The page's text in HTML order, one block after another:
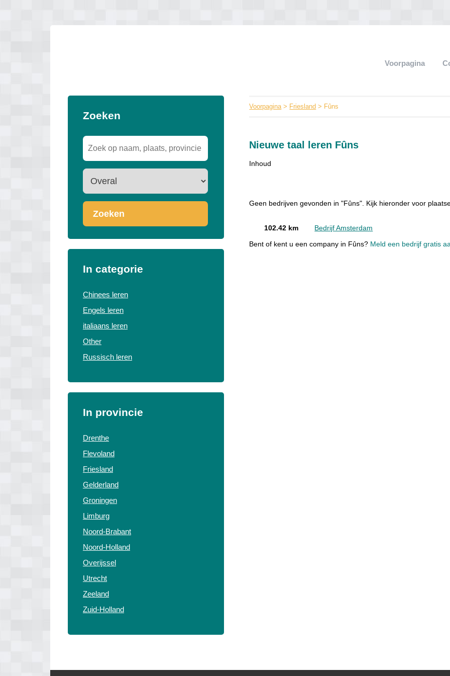
Voorpagina
Zoeken
Zoeken
In categorie
Chinees leren
Engels leren
italiaans leren
Other
Russisch leren
In provincie
Drenthe
Flevoland
Friesland
Gelderland
Groningen
Limburg
Noord-Brabant
Noord-Holland
Overijssel
Utrecht
Zeeland
Zuid-Holland
Voorpagina> Friesland > Fûns
Nieuwe taal leren Fûns
Inhoud
Geen bedrijven gevonden in "Fûns". Kijk hieronder voor
102.42 km Bedrijf Amsterdam
Bent of kent u een company in Fûns? Meld een bedrijf gratis